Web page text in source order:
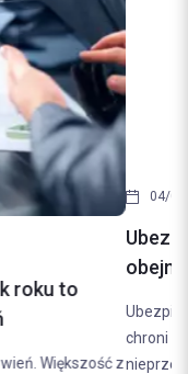
Co
narzędzi, które
artykule